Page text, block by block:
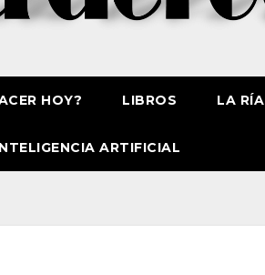
HOY? LIBROS LA
ARTIFICIAL